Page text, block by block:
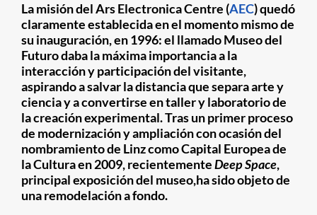
La misión del Ars Electronica Centre (AEC) quedó
claramente establecida en el momento mismo de
su inauguración, en 1996: el llamado Museo del
Futuro daba la máxima importancia a la
interacción y participación del visitante,
aspirando a salvar la distancia que separa arte y
ciencia y a convertirse en taller y laboratorio de
la creación experimental. Tras un primer proceso
de modernización y ampliación con ocasión del
nombramiento de Linz como Capital Europea de
la Cultura en 2009, recientementeDeep Space,
principal exposición del museo,ha sido objeto de
una remodelación a fondo.